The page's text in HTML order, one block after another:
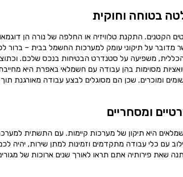
בטוחה וחוקית
הקטנים. התקנת טלוויזיה או החלפה של נורה הן
על תיקוני עומק למערכות החשמל בבית – ברור
משפיעה על סטנדרט הבטיחות בנכס שלכם.
מסוימות בהן עבודה עם חשמלאי באפרת היא
ומוכרים. שכן הם מסוגלים לבצע עבודה מאורגנת
ומסחריים
היא תיקון של מערכות קיימות. עם התשתית
עם כלי עבודה מתקדמים וזמינות למתן שירות, יהיה
שאת פירותיה אתם תראו לאורך שנים ארוכות של